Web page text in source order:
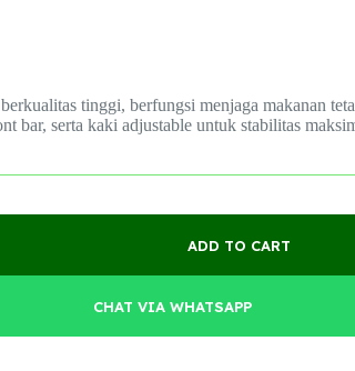
tinggi, berfungsi menjaga makanan
bar, serta kaki adjustable untuk stabilitas
ADD TO CART
CHAT VIA WHATSAPP